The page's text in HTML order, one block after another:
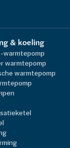
& koeling
warmtepomp
warmtepomp
warmtepomp